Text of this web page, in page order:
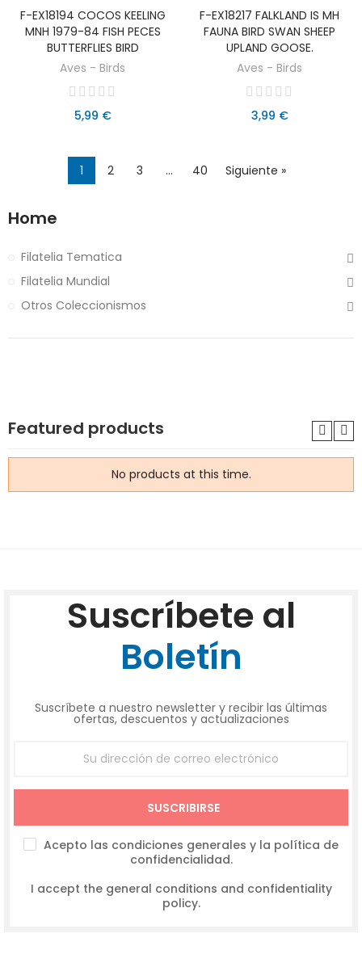
AÑADIR AL CARRITO
F-EX18194 COCOS KEELING
MNH 1979-84 FISH PECES
BUTTERFLIES BIRD
Aves - Birds
5,99 €
AÑADIR AL CARRITO
F-EX18217 FALKLAND IS MH
FAUNA BIRD SWAN SHEEP
UPLAND GOOSE.
Aves - Birds
3,99 €
1 2 3 … 40 Siguiente »
Home
Filatelia Tematica
Filatelia Mundial
Otros Coleccionismos
Featured products
No products at this time.
Suscríbete al
Boletín
Suscríbete a nuestro newsletter y recibir las últimas
ofertas, descuentos y actualizaciones
SUSCRIBIRSE
Acepto las condiciones generales y la política de
confidencialidad.
I accept the general conditions and confidentiality
policy.